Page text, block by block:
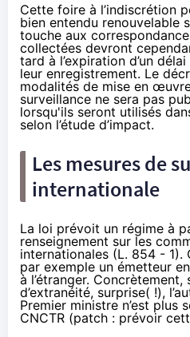
Cette foire à l’indiscrétion
bien entendu renouvelable
touche aux
collectées devront
tard à l’expiration d’un
leur enregistrement. Le
modalités de mise en
surveillance ne sera pas
lorsqu'ils seront utilisés
selon l’étude d’impact.
Les mesures de
internationale
La loi prévoit un régime à
renseignement sur les
internationales (L. 854 - 1).
par exemple un émetteur
à l’étranger. Concrètement,
d’extranéité, surprise( !),
Premier ministre n’est plus
CNCTR (patch : prévoir